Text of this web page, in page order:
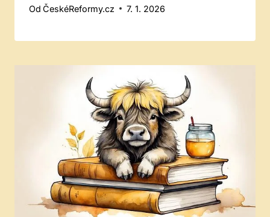
Od ČeskéReformy.cz 7. 1. 2026